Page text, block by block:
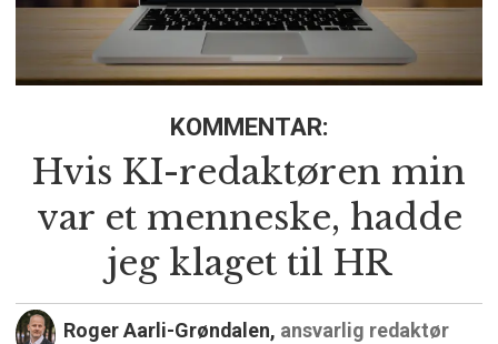
KOMMENTAR:
Hvis KI-redaktøren min
var et menneske, hadde
jeg klaget til HR
Roger Aarli-Grøndalen, ansvarlig redaktør